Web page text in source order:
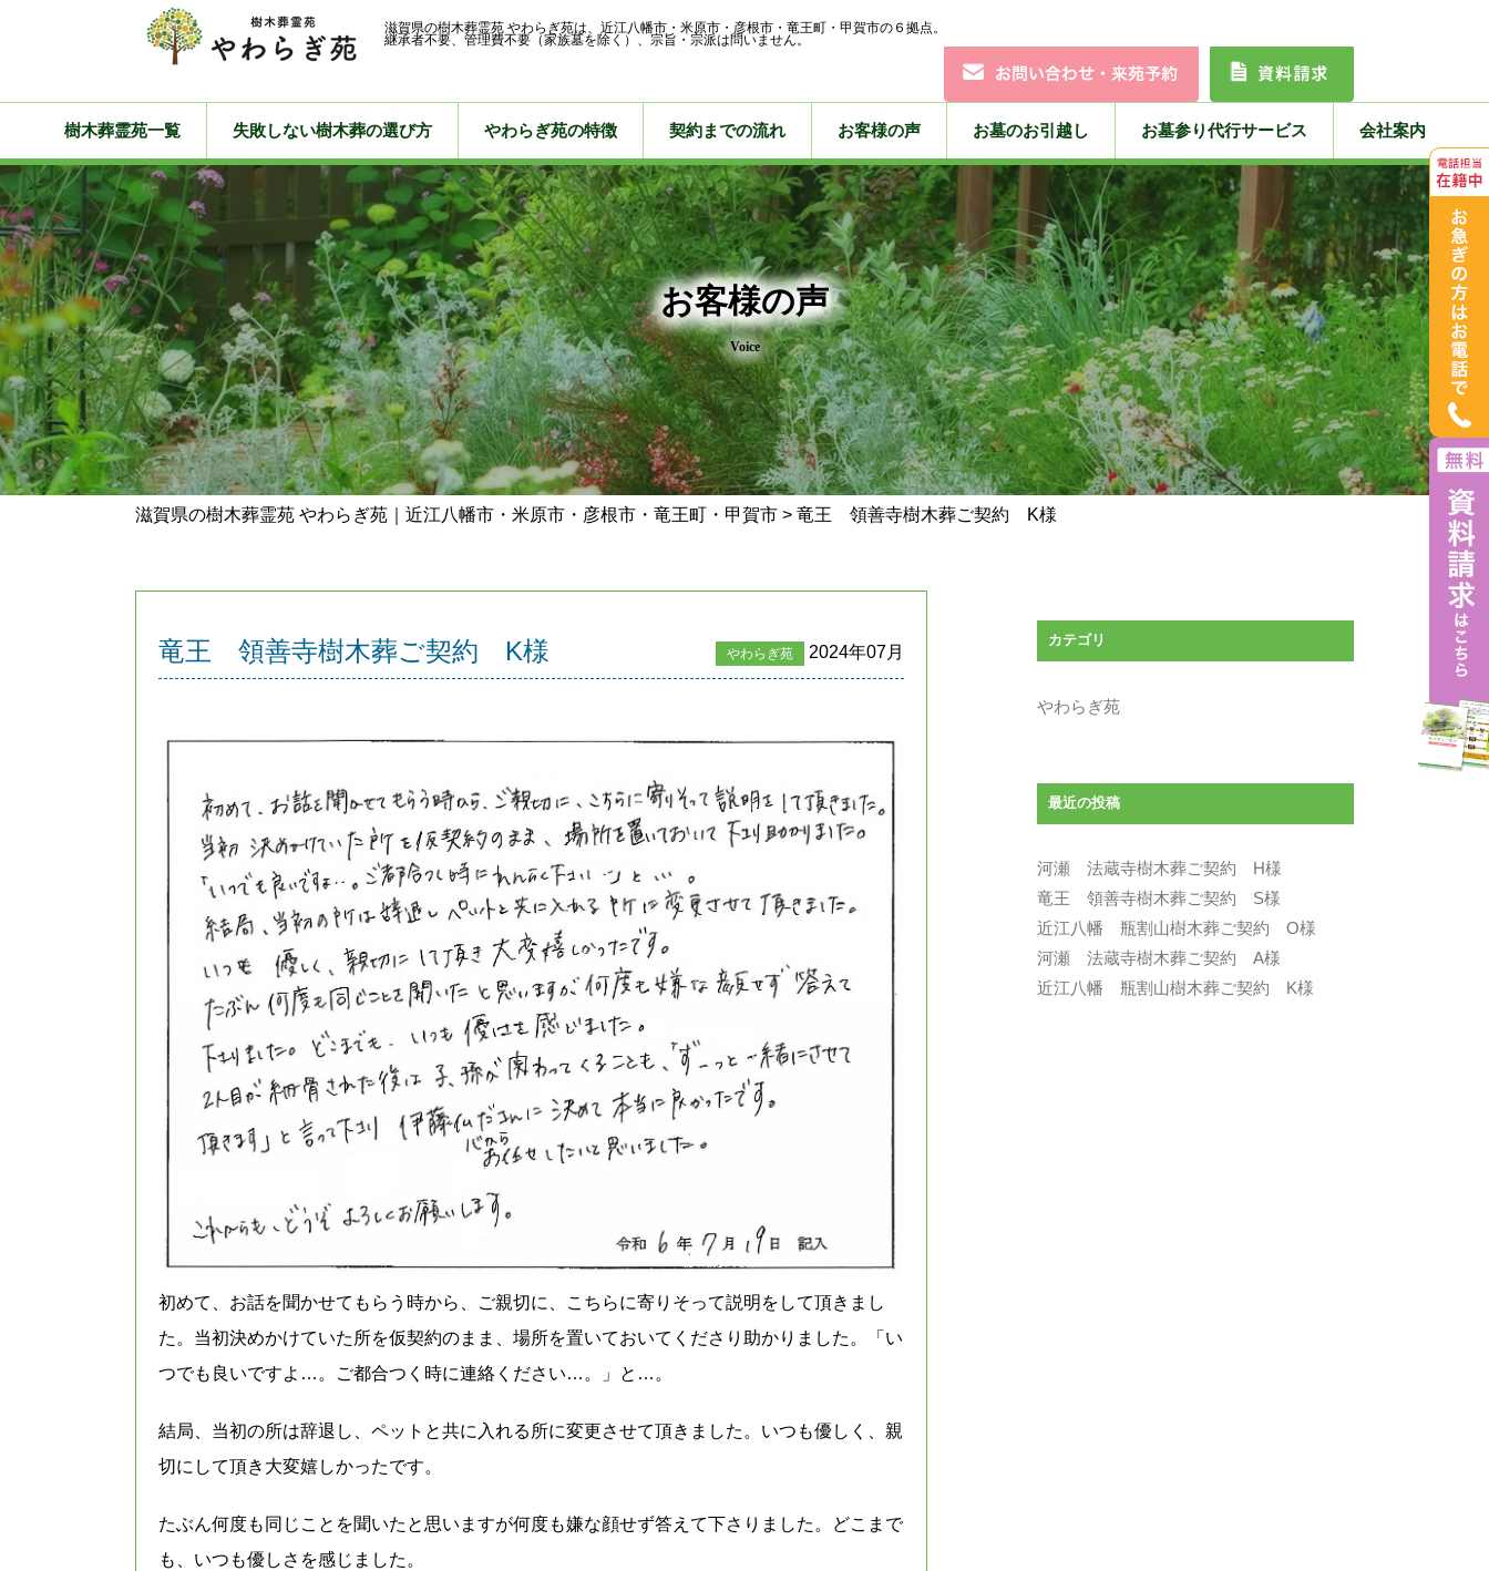
滋賀県の樹木葬霊苑 やわらぎ苑は、近江八幡市・米原市・彦根市・竜王町・甲賀市の６拠点。
継承者不要、管理費不要（家族墓を除く）、宗旨・宗派は問いません。
樹木葬霊苑一覧 失敗しない樹木葬の選び方 やわらぎ苑の特徴 契約までの流れ お客様の声 お墓のお引越し お墓参り代行サービス 会社案内
お客様の声
Voice
滋賀県の樹木葬霊苑 やわらぎ苑｜近江八幡市・米原市・彦根市・竜王町・甲賀市 > 竜王 領善寺樹木葬ご契約 K様
竜王 領善寺樹木葬ご契約 K様 やわらぎ苑 2024年07月
初めて、お話を聞かせてもらう時から、ご親切に、こちらに寄りそって説明をして頂きまし
た。当初決めかけていた所を仮契約のまま、場所を置いておいてくださり助かりました。「い
つでも良いですよ…。ご都合つく時に連絡ください…。」と…。
結局、当初の所は辞退し、ペットと共に入れる所に変更させて頂きました。いつも優しく、親
切にして頂き大変嬉しかったです。
たぶん何度も同じことを聞いたと思いますが何度も嫌な顔せず答えて下さりました。どこまで
も、いつも優しさを感じました。
カテゴリ
やわらぎ苑
最近の投稿
河瀬 法蔵寺樹木葬ご契約 H様
竜王 領善寺樹木葬ご契約 S様
近江八幡 瓶割山樹木葬ご契約 O様
河瀬 法蔵寺樹木葬ご契約 A様
近江八幡 瓶割山樹木葬ご契約 K様